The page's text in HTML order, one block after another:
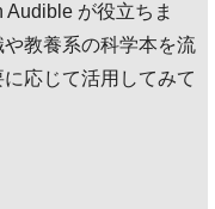
が役立ちま
教養系の科学本を流
応じて活用してみて